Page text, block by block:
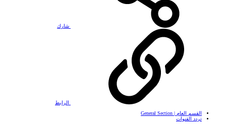
شارك
الرابط
القسم العام | General Section
تردد القنوات